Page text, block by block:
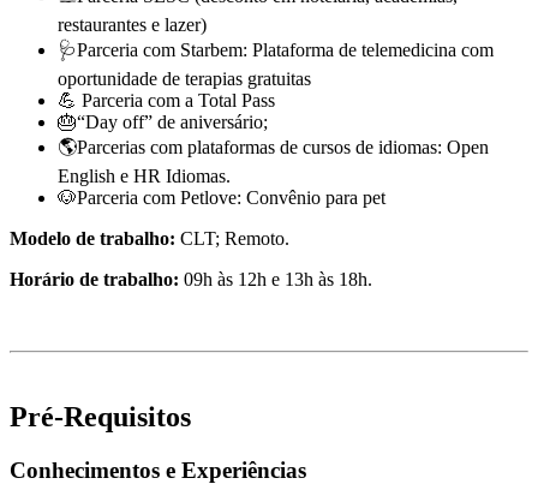
restaurantes e lazer)
🩺Parceria com Starbem: Plataforma de telemedicina com
oportunidade de terapias gratuitas
💪 Parceria com a Total Pass
🎂“Day off” de aniversário;
🌎Parcerias com plataformas de cursos de idiomas: Open
English e HR Idiomas.
🐶Parceria com Petlove: Convênio para pet
Modelo de trabalho: CLT; Remoto.
Horário de trabalho: 09h às 12h e 13h às 18h.
Pré-Requisitos
Conhecimentos e Experiências